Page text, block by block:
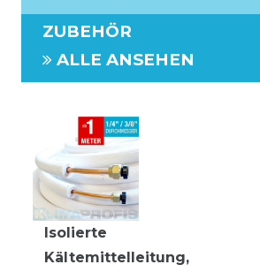
ZUBEHÖR
ALLE ANSEHEN
Isolierte
Kältemittelleitung,